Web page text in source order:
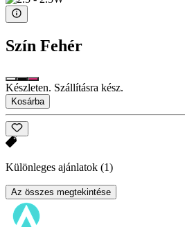
Szín Fehér
Készleten. Szállításra kész.
Kosárba
Különleges ajánlatok (1)
Az összes megtekintése